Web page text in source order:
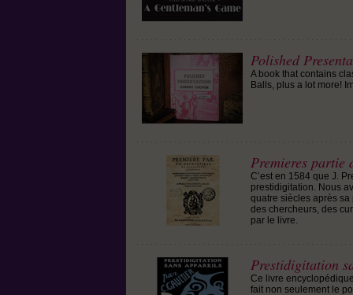
Polished
A book that contains
Balls, plus a lot more!
Premieres partie
C’est en 1584 que J.
prestidigitation. Nous
quatre siècles après
des chercheurs, des
par le livre.
Prestidigitation
Ce livre
fait non seulement le